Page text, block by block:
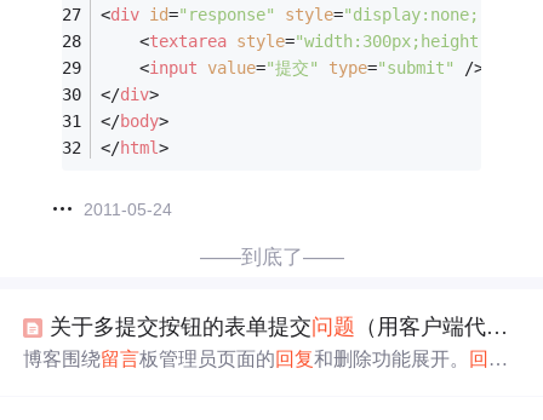
<div id="response" style="display:none;"
<textarea style=
<input value="提交" type="submit"
/>
</div>
</body>
</html>
2011-05-24
——到底了——
关于多提交按钮的表单提交问题 （用客户端代码判断被点击的按钮）
博客围绕留言板管理员页面的回复和删除功能展开。
回复